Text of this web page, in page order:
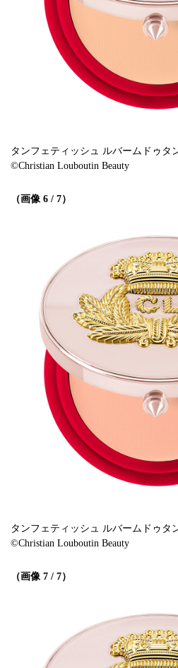
タンフェティッシュ ルバームドゥタ
©Christian Louboutin Beauty
（画像 6 / 7）
タンフェティッシュ ルバームドゥタ
©Christian Louboutin Beauty
（画像 7 / 7）